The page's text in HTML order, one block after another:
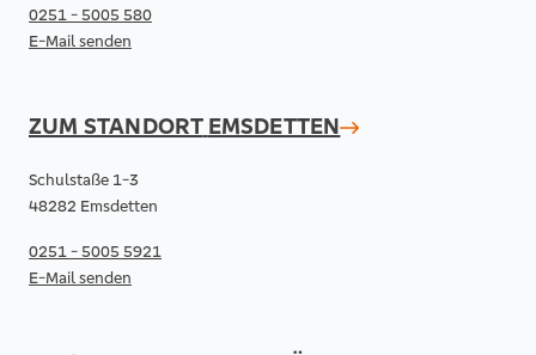
0251 - 5005 580
E-Mail senden
ZUM STANDORT EMSDETTEN
Schulstaße 1-3
48282 Emsdetten
0251 - 5005 5921
E-Mail senden